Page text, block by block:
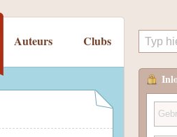
Auteurs Clubs